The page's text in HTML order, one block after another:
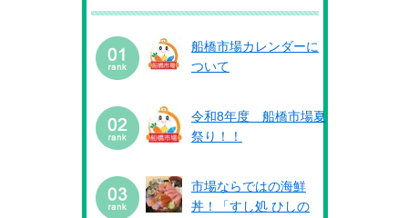
船橋市場カレンダーに
ついて
令和8年度 船橋市場夏
祭り！！
市場ならではの海鮮
丼！「すし処 ひしの